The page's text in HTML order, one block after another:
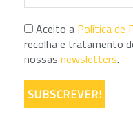
Aceito a Política de
recolha e tratamento
nossas newsletters.